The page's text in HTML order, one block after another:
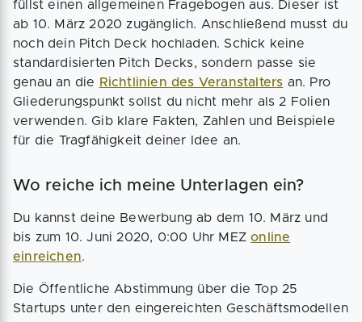
füllst einen allgemeinen Fragebogen aus. Dieser ist
ab 10. März 2020 zugänglich. Anschließend musst du
noch dein Pitch Deck hochladen. Schick keine
standardisierten Pitch Decks, sondern passe sie
genau an die Richtlinien des Veranstalters an. Pro
Gliederungspunkt sollst du nicht mehr als 2 Folien
verwenden. Gib klare Fakten, Zahlen und Beispiele
für die Tragfähigkeit deiner Idee an.
Wo reiche ich meine Unterlagen ein?
Du kannst deine Bewerbung ab dem 10. März und
bis zum 10. Juni 2020, 0:00 Uhr MEZonline
einreichen.
Die Öffentliche Abstimmung über die Top 25
Startups unter den eingereichten Geschäftsmodellen